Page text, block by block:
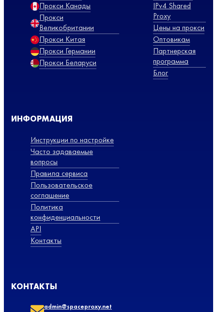
Прокси Канады
Прокси
Великобритании
Прокси Китая
Прокси Германии
Прокси Беларуси
IPv4 Shared
Proxy
Цены на прокси
Оптовикам
Партнерская
программа
Блог
ИНФОРМАЦИЯ
Инструкции по настройке
Часто задаваемые
вопросы
Правила сервиса
Пользовательское
соглашение
Политика
конфиденциальности
API
Контакты
КОНТАКТЫ
admin@spaceproxy.net